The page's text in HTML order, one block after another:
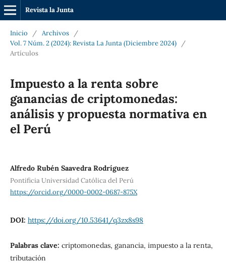
Revista la Junta
Inicio / Archivos
/
Vol. 7 Núm. 2 (2024): Revista La Junta (Diciembre 2024)
/
Artículos
Impuesto a la renta sobre
ganancias de criptomonedas:
análisis y propuesta normativa en
el Perú
Alfredo Rubén Saavedra Rodríguez
Pontificia Universidad Católica del Perú
https://orcid.org/0000-0002-0687-875X
DOI: https://doi.org/10.53641/q3zx8s98
Palabras clave: criptomonedas, ganancia, impuesto a la renta,
tributación